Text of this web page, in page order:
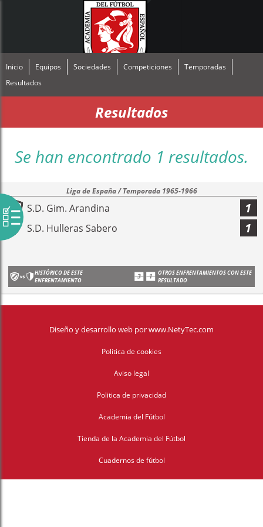
Inicio Equipos Sociedades Competiciones
Temporadas
Resultados
Resultados
Se han encontrado 1 resultados.
Liga de España / Temporada 1965-1966
S.D. Gim. Arandina 1
S.D. Hulleras Sabero 1
HISTÓRICO DE ESTE
ENFRENTAMIENTO
OTROS ENFRENTAMIENTOS CON ESTE
RESULTADO
Diseño y desarrollo web porwww.NetyTec.com
Politica de cookies
Aviso legal
Politica de privacidad
Academia del Fútbol
Tienda de la Academia del Fútbol
Cuadernos de fútbol